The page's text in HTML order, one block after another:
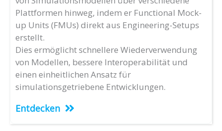
Plattformen hinweg, indem er Functional Mock-
up Units (FMUs) direkt aus Engineering-Setups
erstellt.
Dies ermöglicht schnellere Wiederverwendung
von Modellen, bessere Interoperabilität und
einen einheitlichen Ansatz für
simulationsgetriebene Entwicklungen.
Entdecken